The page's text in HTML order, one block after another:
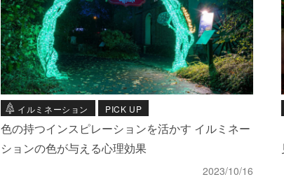
イルミネーション PICK UP
色の持つインスピレーションを活かす イルミネー
ションの色が与える心理効果
2023/10/16